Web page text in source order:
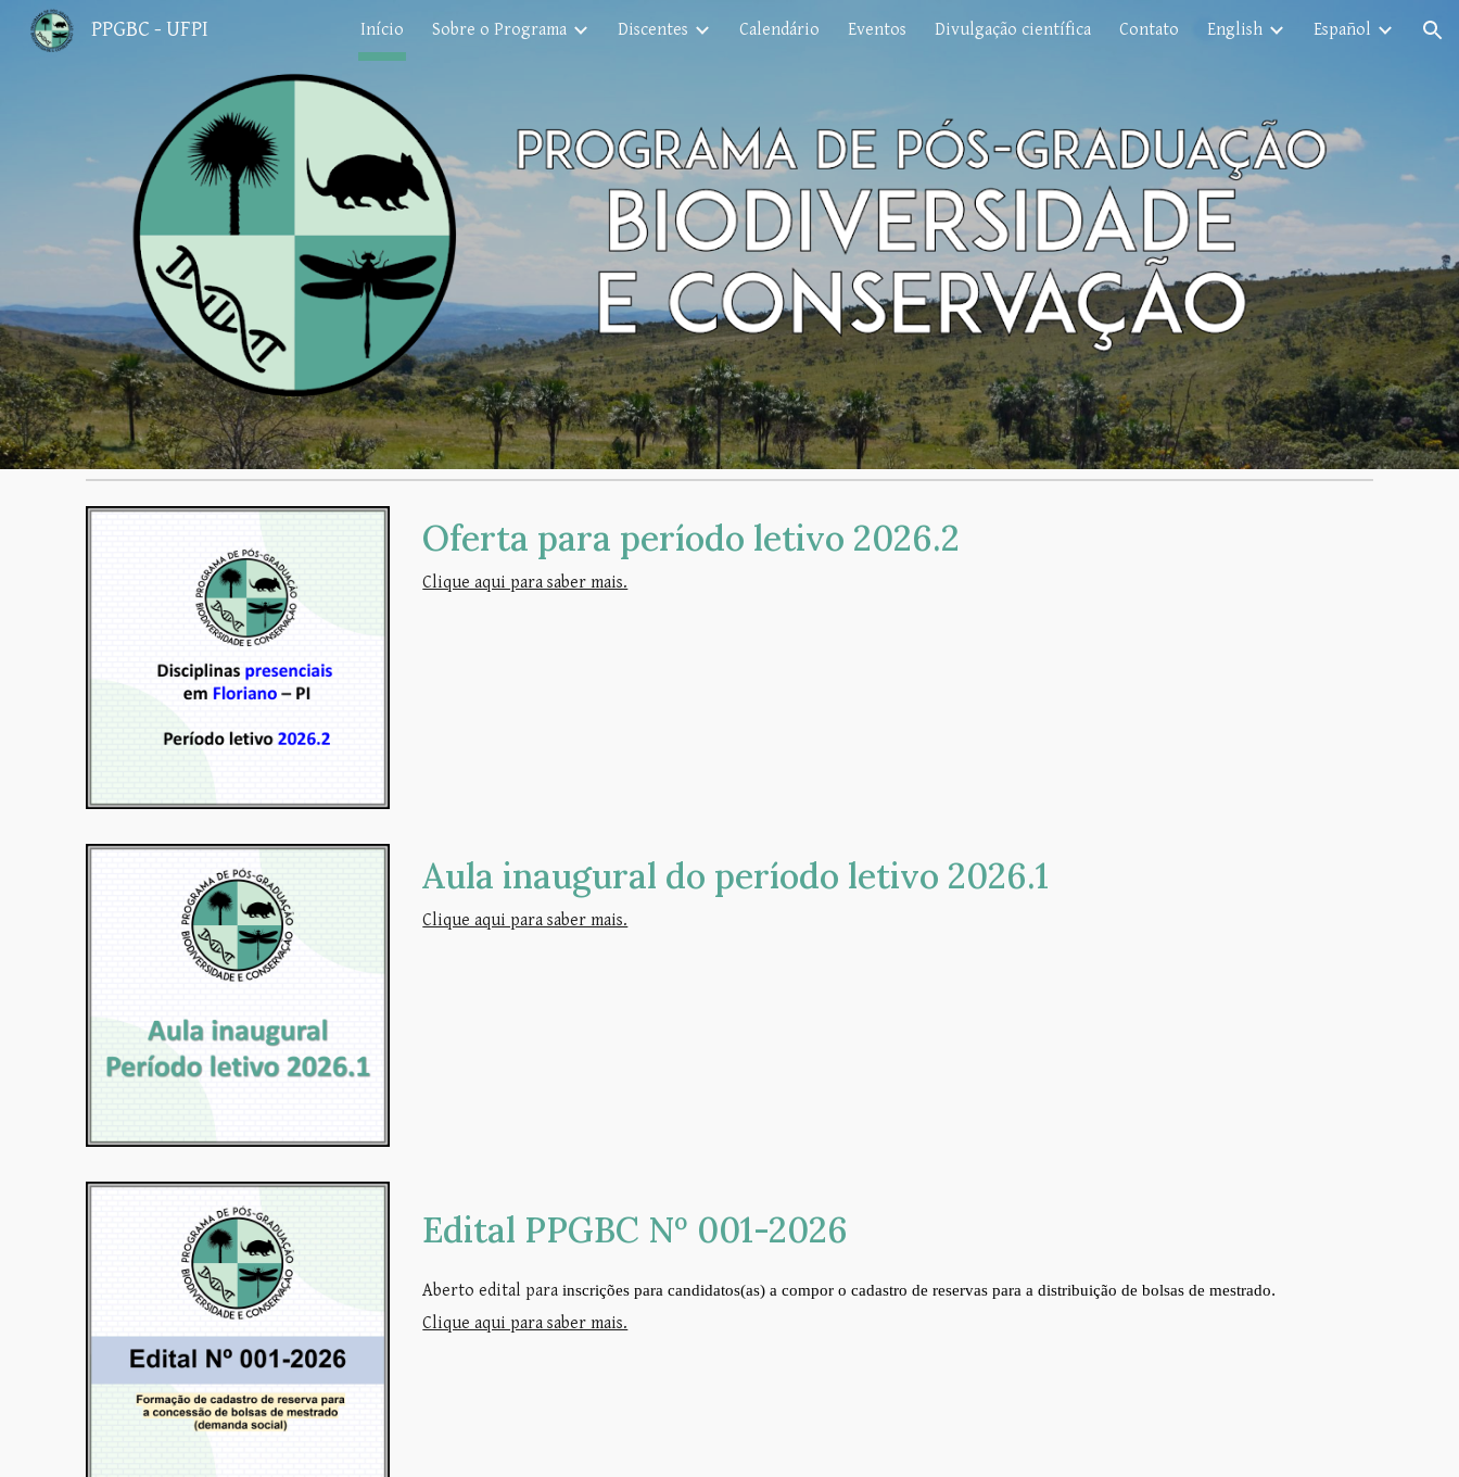
Skip to main content Skip to navigation
PPGBC - UFPI Início Sobre o Programa Discentes Calendário Eventos Divulgação científica Contato English Español
Oferta para período letivo 2026.2
Clique aqui para saber mais.
Aula inaugural do período letivo 2026.1
Clique aqui para saber mais.
Edital PPGBC Nº 001-2026
Aberto edital parainscrições para candidatos(as) a compor o cadastro de reservas para a distribuição de bolsas de mestrado.
Clique aqui para saber mais.